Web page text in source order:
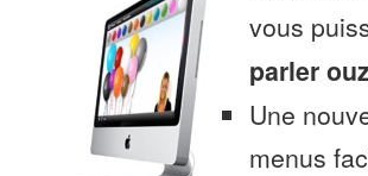
vous
parler
Une
menus